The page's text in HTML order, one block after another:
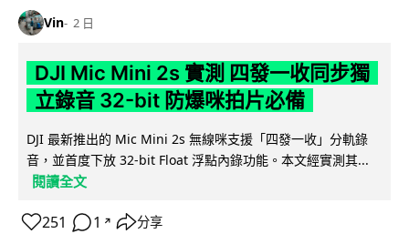
Vin 2 日
DJI Mic Mini 2s 實測 四發一收同步獨
立錄音 32-bit 防爆咪拍片必備
DJI 最新推出的 Mic Mini 2s 無線咪支援「四發一收」分軌錄
音，並首度下放 32-bit Float 浮點內錄功能。本文經實測其...
閱讀全文
251 1 ↗ 分享